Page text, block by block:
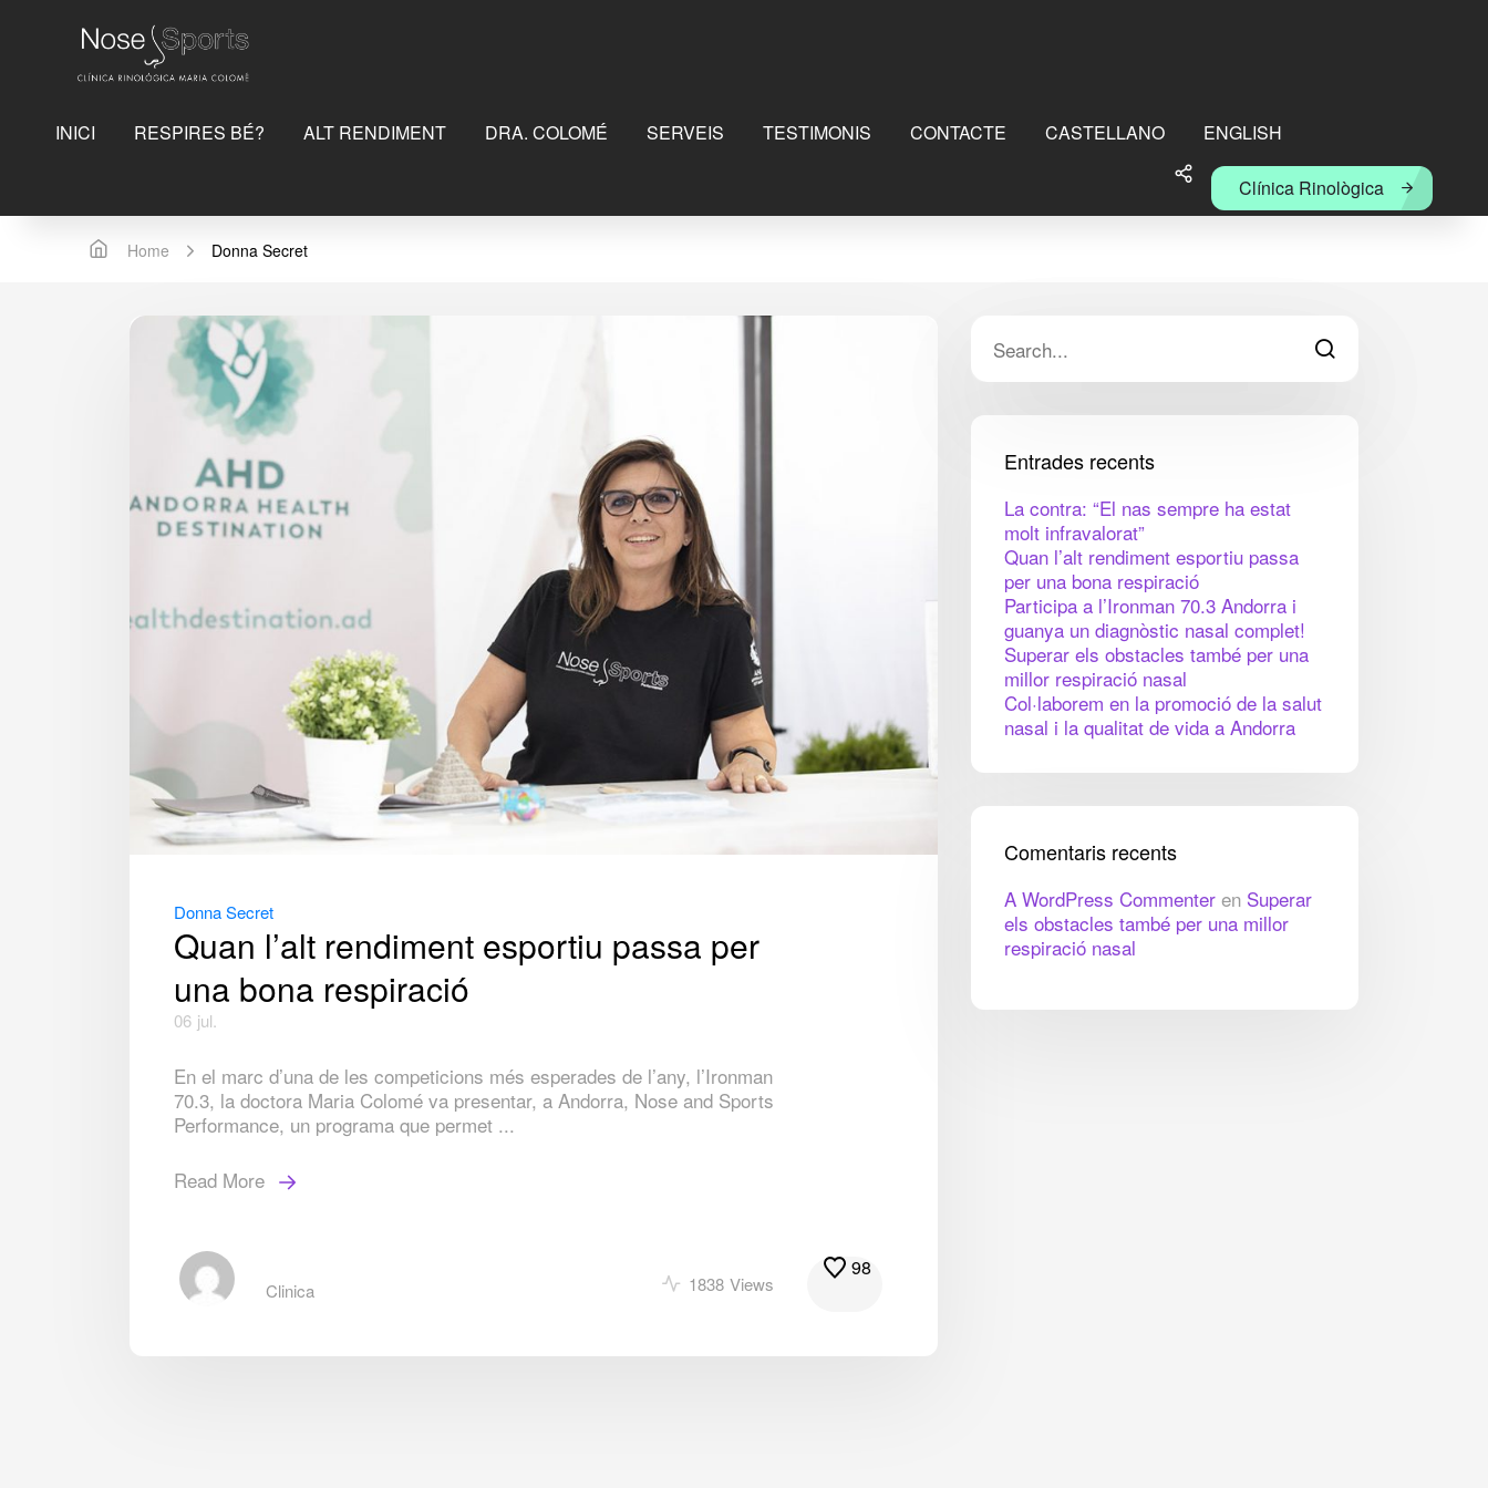
INICI RESPIRES BÉ? ALT RENDIMENT DRA. COLOMÉ SERVEIS TESTIMONIS CONTACTE CASTELLANO ENGLISH
Clínica Rinològica
Home Donna Secret
Donna Secret
Quan l’alt rendiment esportiu passa per
una bona respiració
06 jul.
En el marc d’una de les competicions més esperades de l’any, l’Ironman
70.3, la doctora Maria Colomé va presentar, a Andorra, Nose and Sports
Performance, un programa que permet ...
Read More
Clinica 1838 Views
98
Entrades recents
La contra: “El nas sempre ha estat
molt infravalorat”
Quan l’alt rendiment esportiu passa
per una bona respiració
Participa a l’Ironman 70.3 Andorra i
guanya un diagnòstic nasal complet!
Superar els obstacles també per una
millor respiració nasal
Col·laborem en la promoció de la salut
nasal i la qualitat de vida a Andorra
Comentaris recents
A WordPress Commenter en Superar
els obstacles també per una millor
respiració nasal